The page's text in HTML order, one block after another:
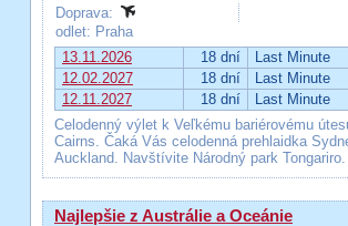
Doprava:
odlet: Praha
13.11.2026
18 dní Last Minute
12.02.2027
18 dní Last Minute
12.11.2027
18 dní Last Minute
Celodenný výlet k Veľkému bariérovému
Cairns. Čaká Vás celodenná prehlaidka
Auckland. Navštívite Národný park Tongariro.
Najlepšie z Austrálie a Oceánie